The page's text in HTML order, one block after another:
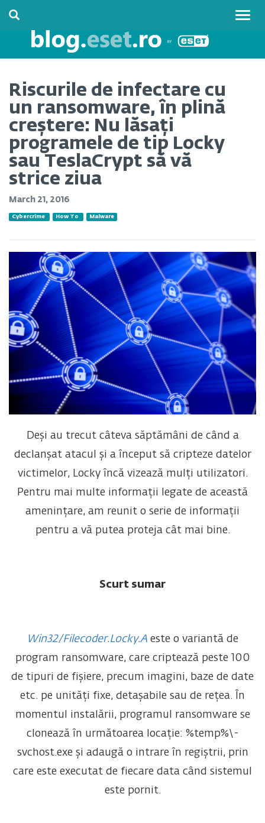
Riscurile de infectare cu
un ransomware, în plină
creștere: Nu lăsați
programele de tip Locky
sau TeslaCrypt să vă
strice ziua
March 21, 2016
Cybercrime How To Malware
Deși au trecut câteva săptămâni de când a
declanșat atacul și a început să cripteze datelor
victimelor, Locky încă vizează mulți utilizatori.
Pentru mai multe informații legate de această
amenințare, am reunit o serie de informații
pentru a vă putea proteja cât mai bine.
Scurt sumar
Win32/Filecoder.Locky.A este o variantă de
program ransomware, care criptează peste 100
de tipuri de fișiere, precum imagini, baze de date
etc. pe unități fixe, detașabile sau de rețea. În
momentul instalării, programul ransomware se
clonează în următoarea locație: %temp%\­
svchost.exe și adaugă o intrare în regiștrii, prin
care este executat de fiecare data când sistemul
este pornit.